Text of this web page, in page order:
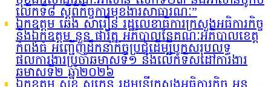
លើកទី៨ ស្តីពីកិច្ចការមុខងារសាធារណៈ”
ឯកឧត្តម ឆេង សារឿន រដ្ឋលេខាធិការក្រសួងអធិការកិច្ច
និងឯកឧត្តម នួន ផារ័ត្ន អភិបាលនៃគណៈអភិបាលខេត្ត
កំពង់ធំ អញ្ជើញដឹកនាំកិច្ចប្រជុំដើម្បីបូកសរុបលទ្ធ
ផលការងារប្រចាំឆមាសទី១ និងលើកទិសដៅការងារ
ឆមាសទី២ ឆ្នាំ២០២៦